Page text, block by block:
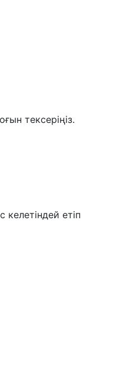
тексеріңіз.
етіп